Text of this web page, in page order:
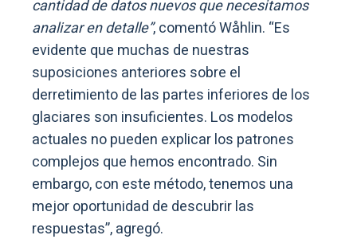
cantidad de datos nuevos que necesitamos
analizar en detalle”, comentó Wåhlin. “Es
evidente que muchas de nuestras
suposiciones anteriores sobre el
derretimiento de las partes inferiores de los
glaciares son insuficientes. Los modelos
actuales no pueden explicar los patrones
complejos que hemos encontrado. Sin
embargo, con este método, tenemos una
mejor oportunidad de descubrir las
respuestas”, agregó.